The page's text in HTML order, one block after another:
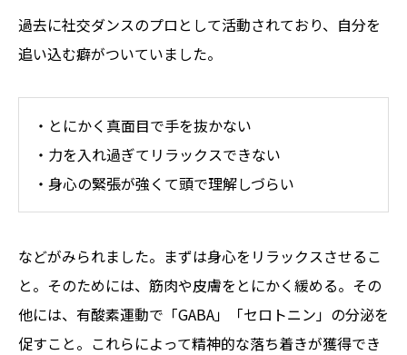
過去に社交ダンスのプロとして活動されており、自分を
追い込む癖がついていました。
・とにかく真面目で手を抜かない
・力を入れ過ぎてリラックスできない
・身心の緊張が強くて頭で理解しづらい
などがみられました。まずは身心をリラックスさせるこ
と。そのためには、筋肉や皮膚をとにかく緩める。その
他には、有酸素運動で「GABA」「セロトニン」の分泌を
促すこと。これらによって精神的な落ち着きが獲得でき